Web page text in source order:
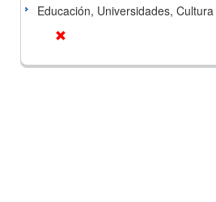
Educación, Universidades,